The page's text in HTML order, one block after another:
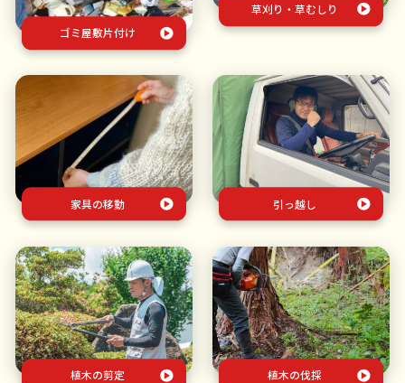
ゴミ屋敷片付け
草刈り・草むしり
家具の移動 引っ越し
植木の剪定 植木の伐採